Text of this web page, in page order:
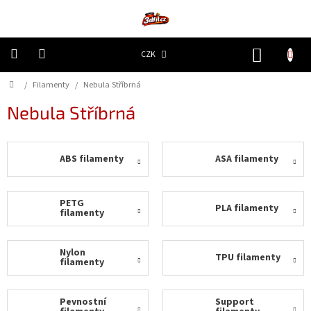
CZK
díly
ceny
Domů
/ Filamenty / Nebula Stříbrná
Nebula Stříbrná
ABS filamenty ASA filamenty
PETG
filamenty PLA filamenty
Nylon
filamenty TPU filamenty
Pevnostní Support